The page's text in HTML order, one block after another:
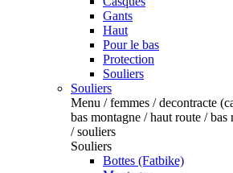
Gants
Haut
Pour le bas
Protection
Souliers
Souliers
Menu / femmes / decontracte
bas montagne / haut route / bas
/ souliers
Souliers
Bottes (Fatbike)